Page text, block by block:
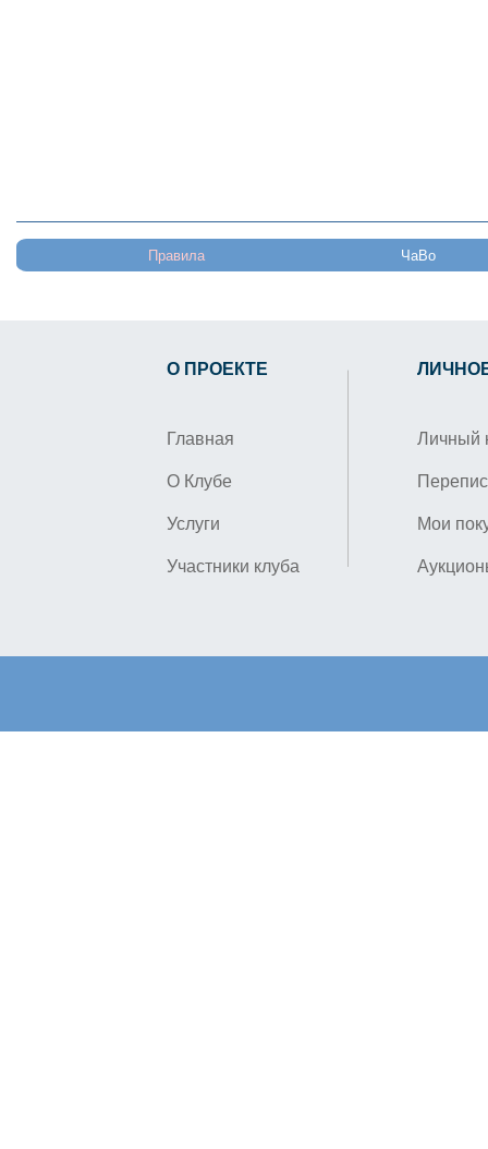
Правила ЧаВо
О ПРОЕКТЕ
Главная
О Клубе
Услуги
Участники клуба
Личный
Мои